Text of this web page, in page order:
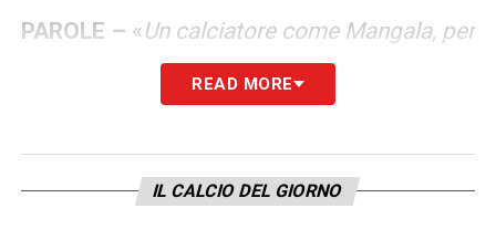
PAROLE – «Un calciatore come Mangala, per
come la vedo io, potrebbe fare benissimo al
Napoli, ha tanta voglia di Italia. C’è la
posizione di stallo. L’interesse del Napoli è
READ MORE
IL CALCIO DEL GIORNO